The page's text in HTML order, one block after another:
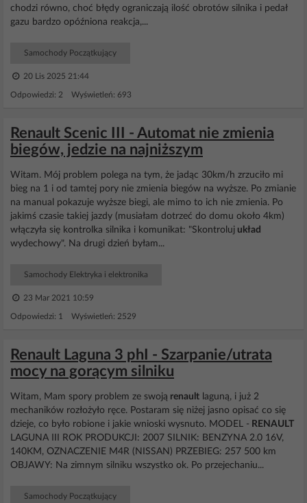
chodzi równo, choć błędy ograniczają ilość obrotów silnika i pedał
gazu bardzo opóźniona reakcja,...
Samochody Początkujący
20 Lis 2025 21:44
Odpowiedzi: 2 Wyświetleń: 693
Renault Scenic III - Automat nie zmienia
biegów, jedzie na najniższym
Witam. Mój problem polega na tym, że jadąc 30km/h zrzuciło mi
bieg na 1 i od tamtej pory nie zmienia biegów na wyższe. Po zmianie
na manual pokazuje wyższe biegi, ale mimo to ich nie zmienia. Po
jakimś czasie takiej jazdy (musiałam dotrzeć do domu około 4km)
włączyła się kontrolka silnika i komunikat: "Skontroluj układ
wydechowy". Na drugi dzień byłam...
Samochody Elektryka i elektronika
23 Mar 2021 10:59
Odpowiedzi: 1 Wyświetleń: 2529
Renault Laguna 3 phI - Szarpanie/utrata
mocy na gorącym silniku
Witam, Mam spory problem ze swoją renault laguną, i już 2
mechaników rozłożyło ręce. Postaram się niżej jasno opisać co się
dzieje, co było robione i jakie wnioski wysnuto. MODEL - RENAULT
LAGUNA III ROK PRODUKCJI: 2007 SILNIK: BENZYNA 2.0 16V,
140KM, OZNACZENIE M4R (NISSAN) PRZEBIEG: 257 500 km
OBJAWY: Na zimnym silniku wszystko ok. Po przejechaniu...
Samochody Początkujący